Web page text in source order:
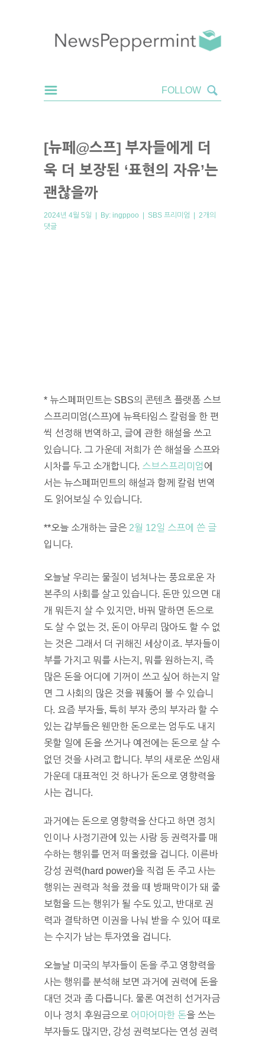
[뉴페@스프] 부자들에게 더
욱 더 보장된 ‘표현의 자유’는
괜찮을까
2024년 4월 5일 | By: ingppoo | SBS 프리미엄 | 2개의
댓글
* 뉴스페퍼민트는 SBS의 콘텐츠 플랫폼 스브
스프리미엄(스프)에 뉴욕타임스 칼럼을 한 편
씩 선정해 번역하고, 글에 관한 해설을 쓰고
있습니다. 그 가운데 저희가 쓴 해설을 스프와
시차를 두고 소개합니다. 스브스프리미엄 에
서는 뉴스페퍼민트의 해설과 함께 칼럼 번역
도 읽어보실 수 있습니다.
**오늘 소개하는 글은 2월 12일 스프에 쓴 글
입니다.
오늘날 우리는 물질이 넘쳐나는 풍요로운 자
본주의 사회를 살고 있습니다. 돈만 있으면 대
개 뭐든지 살 수 있지만, 바꿔 말하면 돈으로
도 살 수 없는 것, 돈이 아무리 많아도 할 수 없
는 것은 그래서 더 귀해진 세상이죠. 부자들이
부를 가지고 뭐를 사는지, 뭐를 원하는지, 즉
많은 돈을 어디에 기꺼이 쓰고 싶어 하는지 알
면 그 사회의 많은 것을 꿰뚫어 볼 수 있습니
다. 요즘 부자들, 특히 부자 중의 부자라 할 수
있는 갑부들은 웬만한 돈으로는 엄두도 내지
못할 일에 돈을 쓰거나 예전에는 돈으로 살 수
없던 것을 사려고 합니다. 부의 새로운 쓰임새
가운데 대표적인 것 하나가 돈으로 영향력을
사는 겁니다.
과거에는 돈으로 영향력을 산다고 하면 정치
인이나 사정기관에 있는 사람 등 권력자를 매
수하는 행위를 먼저 떠올렸을 겁니다. 이른바
강성 권력(hard power)을 직접 돈 주고 사는
행위는 권력과 척을 졌을 때 방패막이가 돼 줄
보험을 드는 행위가 될 수도 있고, 반대로 권
력과 결탁하면 이권을 나눠 받을 수 있어 때로
는 수지가 남는 투자였을 겁니다.
오늘날 미국의 부자들이 돈을 주고 영향력을
사는 행위를 분석해 보면 과거에 권력에 돈을
대던 것과 좀 다릅니다. 물론 여전히 선거자금
이나 정치 후원금으로 어마어마한 돈을 쓰는
부자들도 많지만, 강성 권력보다는 연성 권력